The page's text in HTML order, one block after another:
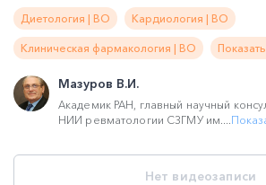
Диетология | ВО Кардиология | ВО
Клиническая фармакология | ВО
Мазуров В.И.
Академик РАН, главный научный
НИИ ревматологии СЗГМУ им....
Нет видеозаписи